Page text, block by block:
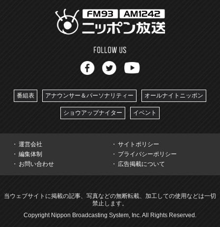
番組表 アナウンサー＆パーソナリティー オールナイトニッポン
ショウアップナイター イベント
運営会社
サイトポリシー
編集体制
プライバシーポリシー
お問い合わせ
広告掲載について
当ウェブサイトに掲載の記事、写真などの無断転載、加工しての使用などは一切
禁止します。
Copyright Nippon Broadcasting System, Inc. All Rights Reserved.